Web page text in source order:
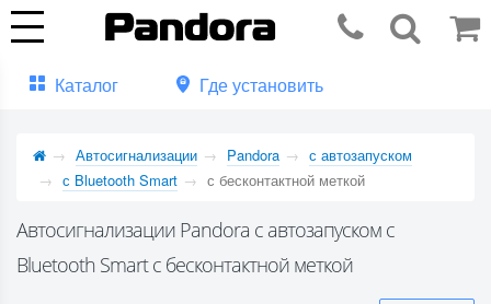
Каталог Где установить
Автосигнализации Pandora
с автозапуском
с Bluetooth Smart
с бесконтактной меткой
Автосигнализации Pandora с автозапуском с
Bluetooth Smart с бесконтактной меткой